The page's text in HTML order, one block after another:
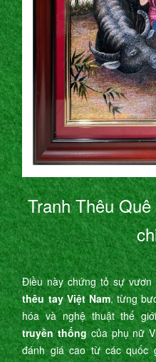
Tranh Thêu
Điều này chứng tỏ sự
thêu tay Việt Nam, từng
hóa và nghệ thuật thế
truyền thốngcủa phụ nữ
đánh giá cao từ các quốc